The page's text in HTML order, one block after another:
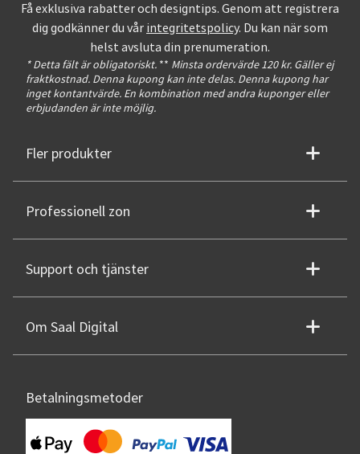
Få exklusiva rabatter och designtips. Genom att registrera
dig godkänner du vår integritetspolicy. Du kan när som
helst avsluta din prenumeration.
* Detta fält är obligatoriskt. ** Minsta ordervärde 120 kr. Gäller ej
fraktkostnad. Denna kupong kan inte delas. Denna kupong har
inget kontantvärde. En kombination med andra kuponger eller
erbjudanden är inte möjlig.
Fler produkter
Professionell zon
Support och tjänster
Om Saal Digital
Betalningsmetoder